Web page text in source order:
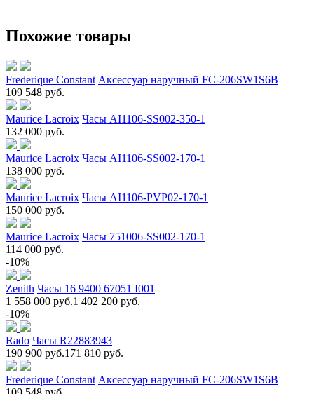
Похожие товары
Frederique Constant Аксессуар наручный FC-206SW1S6B
109 548 руб.
Maurice Lacroix Часы AI1106-SS002-350-1
132 000 руб.
Maurice Lacroix Часы AI1106-SS002-170-1
138 000 руб.
Maurice Lacroix Часы AI1106-PVP02-170-1
150 000 руб.
Maurice Lacroix Часы 751006-SS002-170-1
114 000 руб.
-10%
Zenith Часы 16 9400 67051 I001
1 558 000 руб.1 402 200 руб.
-10%
Rado Часы R22883943
190 900 руб.171 810 руб.
Frederique Constant Аксессуар наручный FC-206SW1S6B